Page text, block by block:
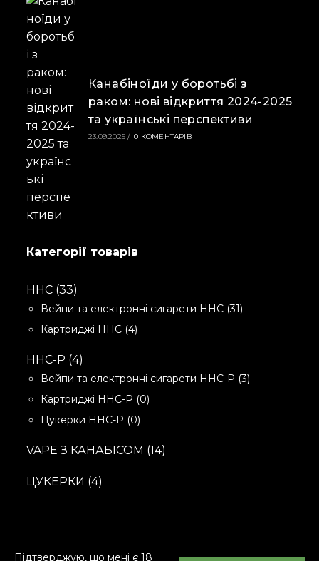
Канабіноїди у боротьбі з
раком: нові відкриття 2024-2025
та українські перспективи
23.09.2025 / 0 КОМЕНТАРІВ
Категорії товарів
HHC 33
Вейпи та електронні сигарети HHC 31
Картриджі HHC 4
HHC-P 4
Вейпи та електронні сигарети HHC-P 3
Картриджі HHC-P
0
Цукерки HHC-P
0
VAPE З КАНАБІСОМ 14
ЦУКЕРКИ 4
Підтверджую, що мені є 18